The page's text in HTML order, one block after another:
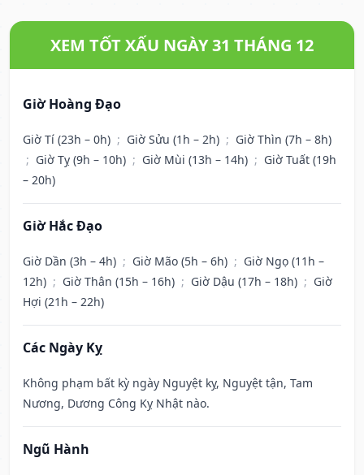
XEM TỐT XẤU NGÀY 31 THÁNG 12
Giờ Hoàng Đạo
Giờ Tí (23h – 0h) ; Giờ Sửu (1h – 2h) ; Giờ Thìn (7h – 8h)
; Giờ Tỵ (9h – 10h) ; Giờ Mùi (13h – 14h) ; Giờ Tuất (19h
– 20h)
Giờ Hắc Đạo
Giờ Dần (3h – 4h) ; Giờ Mão (5h – 6h) ; Giờ Ngọ (11h –
12h) ; Giờ Thân (15h – 16h) ; Giờ Dậu (17h – 18h) ; Giờ
Hợi (21h – 22h)
Các Ngày Kỵ
Không phạm bất kỳ ngày Nguyệt kỵ, Nguyệt tận, Tam
Nương, Dương Công Kỵ Nhật nào.
Ngũ Hành